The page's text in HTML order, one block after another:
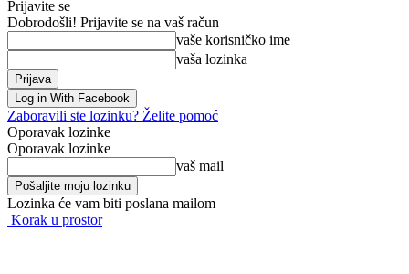
Prijavite se
Dobrodošli! Prijavite se na vaš račun
vaše korisničko ime
vaša lozinka
Log in With Facebook
Zaboravili ste lozinku? Želite pomoć
Oporavak lozinke
Oporavak lozinke
vaš mail
Lozinka će vam biti poslana mailom
Korak u prostor